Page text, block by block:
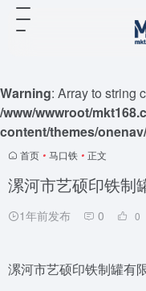
Warning: Array to string
/www/wwwroot/
content/themes/
首页 • 马口铁 • 正文
漯河市艺硕印铁制
1年前发布 0 0
漯河市艺硕印铁制罐有